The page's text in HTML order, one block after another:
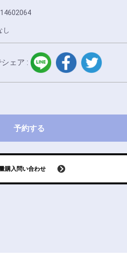
し
ェア :
LINE facebook
予約する
購入問い合わせ